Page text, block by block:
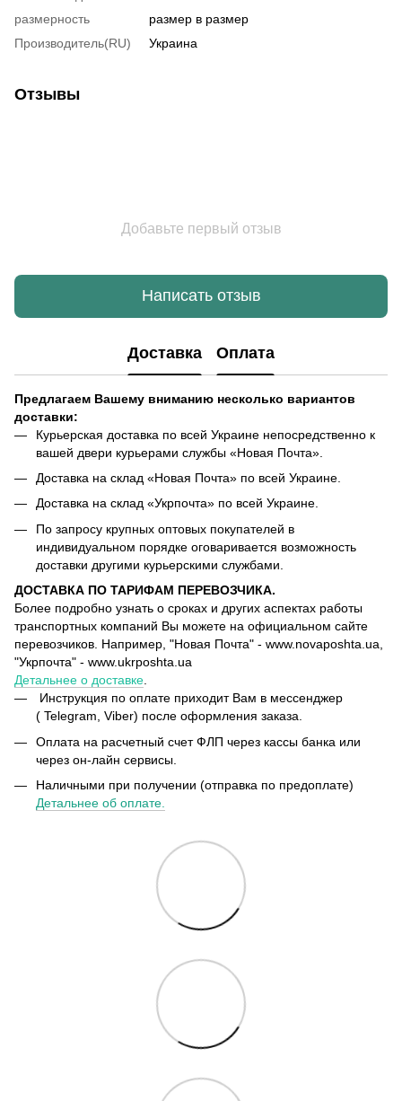
размерность
размер в размер
Производитель(RU)
Украина
Отзывы
Добавьте первый отзыв
Написать отзыв
Доставка Оплата
Предлагаем Вашему вниманию несколько вариантов
доставки:
Курьерская доставка по всей Украине непосредственно к
вашей двери курьерами службы «Новая Почта».
Доставка на склад «Новая Почта» по всей Украине.
Доставка на склад «Укрпочта» по всей Украине.
По запросу крупных оптовых покупателей в
индивидуальном порядке оговаривается возможность
доставки другими курьерскими службами.
ДОСТАВКА ПО ТАРИФАМ ПЕРЕВОЗЧИКА.
Более подробно узнать о сроках и других аспектах работы
транспортных компаний Вы можете на официальном сайте
перевозчиков. Например, "Новая Почта" - www.novaposhta.ua,
"Укрпочта" - www.ukrposhta.ua
Детальнее о доставке
Инструкция по оплате приходит Вам в мессенджер
( Telegram, Viber) после оформления заказа.
Оплата на расчетный счет ФЛП через кассы банка или
через он-лайн сервисы.
Наличными при получении (отправка по предоплате)
Детальнее об оплате.